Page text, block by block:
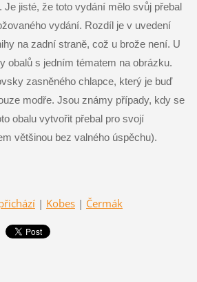
Je jisté, že toto vydání mělo svůj přebal
vydání. Rozdíl je v uvedení
na zadní straně, což u brože není. U
obalů s jedním tématem na obrázku.
zasněného chlapce, který je buď
modře. Jsou známy případy, kdy se
obalu vytvořit přebal pro svojí
většinou bez valného úspěchu).
| Kobes | Čermák